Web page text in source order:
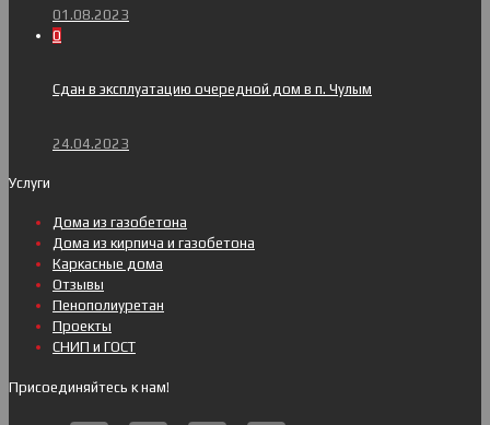
01.08.2023
0
Сдан в эксплуатацию очередной дом в п. Чулым
24.04.2023
Услуги
Дома из газобетона
Дома из кирпича и газобетона
Каркасные дома
Отзывы
Пенополиуретан
Проекты
СНИП и ГОСТ
Присоединяйтесь к нам!